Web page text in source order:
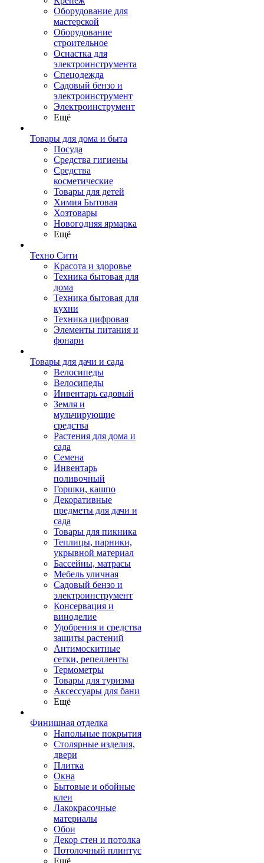
Оборудование для
мастерской
Оборудование
строительное
Оснастка для
электроинструмента
Спецодежда
Садовый бензо и
электроинструмент
Электроинструмент
Ещё
Товары для дома и быта
Посуда
Средства гигиены
Средства
косметические
Товары для детей
Химия Бытовая
Хозтовары
Новогодняя ярмарка
Ещё
Техно Сити
Красота и здоровье
Техника бытовая для
дома
Техника бытовая для
кухни
Техника цифровая
Элементы питания и
фонари
Товары для дачи и сада
Велосипеды
Велосипеды
Инвентарь садовый
Земля и
мульчирующие
средства
Растения для дома и
сада
Семена
Инвентарь
поливочный
Горшки, кашпо
Декоративные
предметы для дачи и
сада
Товары для пикника
Теплицы, парники,
укрывной материал
Бассейны, матрасы
Мебель уличная
Садовый бензо и
электроинструмент
Консервация и
виноделие
Удобрения и средства
защиты растений
Антимоскитные
сетки, репелленты
Термометры
Товары для туризма
Аксессуары для бани
Ещё
Финишная отделка
Напольные покрытия
Столярные изделия,
двери
Плитка
Окна
Бытовые и обойные
клеи
Лакокрасочные
материалы
Обои
Декор стен и потолка
Потолочный плинтус
Ещё